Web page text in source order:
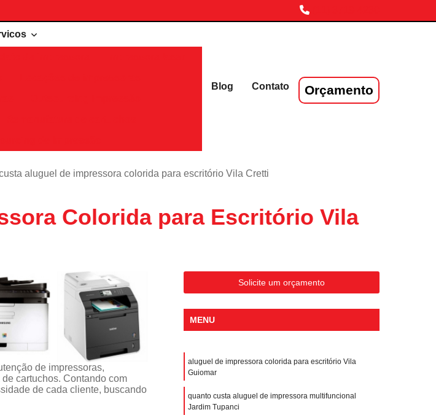
Blog Contato Orçamento
aluguel de impressora colorida para escritório Vila Cretti
Colorida para Escritório Vila
de impressoras,
cartuchos. Contando com
de cada cliente, buscando
Solicite um orçamento
MENU
aluguel de impressora colorida para escritório Vila
Guiomar
quanto custa aluguel de impressora multifuncional
Jardim Tupanci